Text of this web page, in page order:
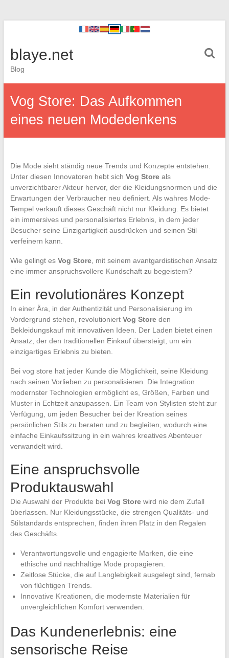
blaye.net
Blog
Vog Store: Das Aufkommen
eines neuen Modedenkens
Die Mode sieht ständig neue Trends und Konzepte entstehen.
Unter diesen Innovatoren hebt sich Vog Storeals
unverzichtbarer Akteur hervor, der die Kleidungsnormen und die
Erwartungen der Verbraucher neu definiert. Als wahres Mode-
Tempel verkauft dieses Geschäft nicht nur Kleidung. Es bietet
ein immersives und personalisiertes Erlebnis, in dem jeder
Besucher seine Einzigartigkeit ausdrücken und seinen Stil
verfeinern kann.
Wie gelingt es Vog Store, mit seinem avantgardistischen Ansatz
eine immer anspruchsvollere Kundschaft zu begeistern?
Ein revolutionäres Konzept
In einer Ära, in der Authentizität und Personalisierung im
Vordergrund stehen, revolutioniert Vog Storeden
Bekleidungskauf mit innovativen Ideen. Der Laden bietet einen
Ansatz, der den traditionellen Einkauf übersteigt, um ein
einzigartiges Erlebnis zu bieten.
Bei vog store hat jeder Kunde die Möglichkeit, seine Kleidung
nach seinen Vorlieben zu personalisieren. Die Integration
modernster Technologien ermöglicht es, Größen, Farben und
Muster in Echtzeit anzupassen. Ein Team von Stylisten steht zur
Verfügung, um jeden Besucher bei der Kreation seines
persönlichen Stils zu beraten und zu begleiten, wodurch eine
einfache Einkaufssitzung in ein wahres kreatives Abenteuer
verwandelt wird.
Eine anspruchsvolle
Produktauswahl
Die Auswahl der Produkte bei Vog Storewird nie dem Zufall
überlassen. Nur Kleidungsstücke, die strengen Qualitäts- und
Stilstandards entsprechen, finden ihren Platz in den Regalen
des Geschäfts.
Verantwortungsvolle und engagierte Marken, die eine
ethische und nachhaltige Mode propagieren.
Zeitlose Stücke, die auf Langlebigkeit ausgelegt sind, fernab
von flüchtigen Trends.
Innovative Kreationen, die modernste Materialien für
unvergleichlichen Komfort verwenden.
Das Kundenerlebnis: eine
sensorische Reise